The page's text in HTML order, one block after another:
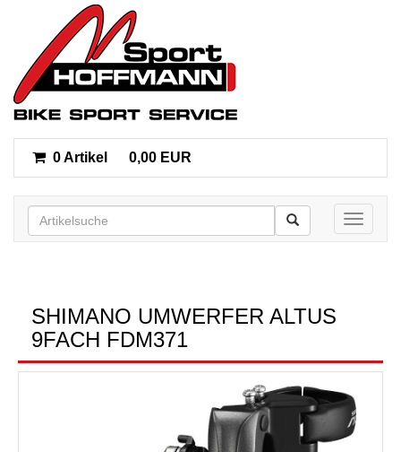
0 Artikel 0,00 EUR
Toggle
SHIMANO UMWERFER ALTUS
9FACH FDM371